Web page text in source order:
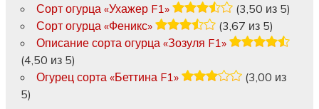
Сорт огурца «Ухажер F1»
(3,50 из 5)
Сорт огурца «Феникс»
(3,67 из 5)
Описание сорта огурца «Зозуля F1»
(4,50 из 5)
Огурец сорта «Беттина F1»
(3,00 из
5)